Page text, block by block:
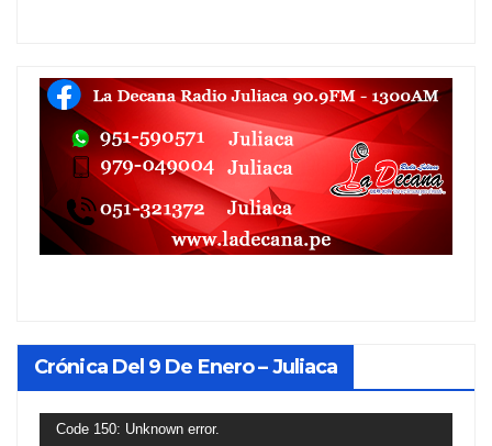
Crónica Del 9 De Enero – Juliaca
Reproductor
Code 150: Unknown error.